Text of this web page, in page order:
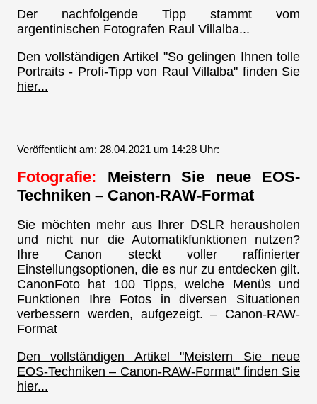
Der nachfolgende Tipp stammt vom
argentinischen Fotografen Raul Villalba...
Den vollständigen Artikel "So gelingen Ihnen tolle
Portraits - Profi-Tipp von Raul Villalba" finden Sie
hier...
Veröffentlicht am: 28.04.2021 um 14:28 Uhr:
Fotografie: Meistern Sie neue EOS-
Techniken – Canon-RAW-Format
Sie möchten mehr aus Ihrer DSLR herausholen
und nicht nur die Automatikfunktionen nutzen?
Ihre Canon steckt voller raffinierter
Einstellungsoptionen, die es nur zu entdecken gilt.
CanonFoto hat 100 Tipps, welche Menüs und
Funktionen Ihre Fotos in diversen Situationen
verbessern werden, aufgezeigt. – Canon-RAW-
Format
Den vollständigen Artikel "Meistern Sie neue
EOS-Techniken – Canon-RAW-Format" finden Sie
hier...